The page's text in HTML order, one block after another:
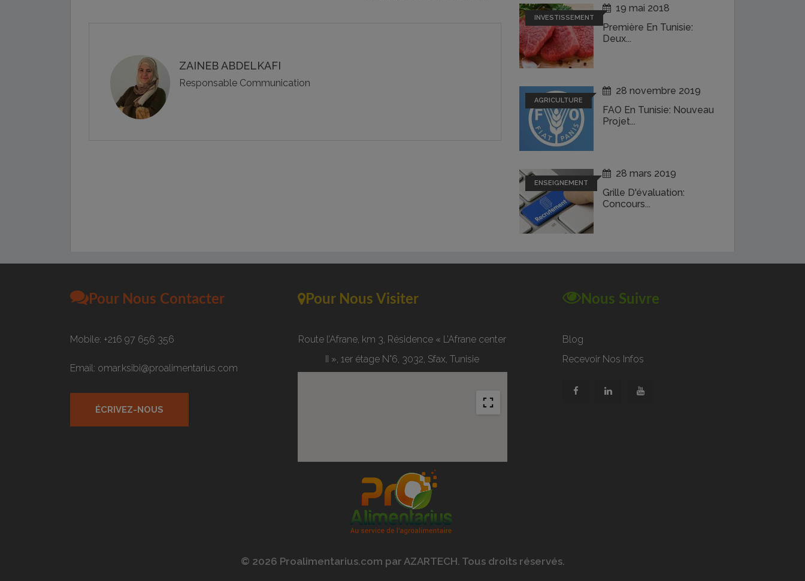
ZAINEB ABDELKAFI
Responsable Communication
INVESTISSEMENT
19 mai 2018
Première En Tunisie:
Deux...
AGRICULTURE
28 novembre 2019
FAO En Tunisie: Nouveau
Projet...
ENSEIGNEMENT
28 mars 2019
Grille D'évaluation:
Concours...
Pour Nous Contacter
Mobile: +216 97 656 356
Email: omar.ksibi@proalimentarius.com
ÉCRIVEZ-NOUS
Pour Nous Visiter
Route l’Afrane, km 3, Résidence « L’Afrane center
II », 1er étage N°6, 3032, Sfax, Tunisie
Nous Suivre
Blog
Recevoir Nos Infos
© 2026 Proalimentarius.com par AZARTECH. Tous droits réservés.